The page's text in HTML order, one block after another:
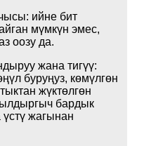
ийне бит
мүмкүн эмес,
оозу да.
жана тигүү:
буруңуз, көмүлгөн
жүктөлгөн
бардык
үстү жагынан